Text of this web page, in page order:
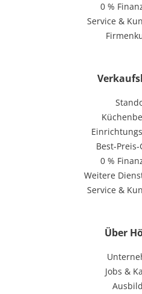
0 %
Service &
Best-
0 %
Weitere
Service &
Über
Jobs &